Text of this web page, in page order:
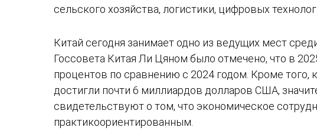
сельского хозяйства, логистики, цифровых
Китай сегодня занимает одно из ведущих мест
Госсовета Китая Ли Цяном было отмечено, что в
процентов по сравнению с 2024 годом. Кроме того,
достигли почти 6 миллиардов долларов США,
свидетельствуют о том, что экономическое
практикоориентированным.